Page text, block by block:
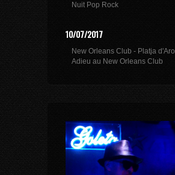
Nuit Pop Rock
10/07/2017
New Orleans Club - Platja d'Aro
Adieu au New Orleans Club